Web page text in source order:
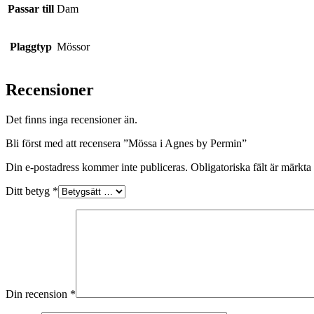
Passar till Dam
Plaggtyp Mössor
Recensioner
Det finns inga recensioner än.
Bli först med att recensera ”Mössa i Agnes by Permin”
Din e-postadress kommer inte publiceras. Obligatoriska fält är märkta
Ditt betyg *
Din recension *